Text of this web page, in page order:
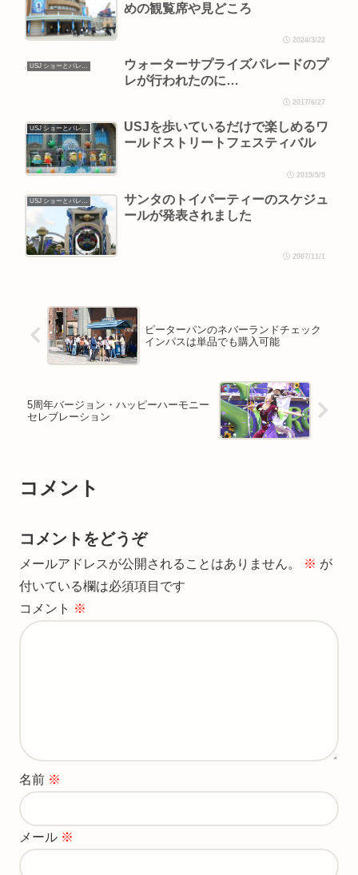
めの観覧席や見どころ
2024/3/22
USJ ショーとパレード
ウォーターサプライズパレードのプ
レが行われたのに…
2017/6/27
USJ ショーとパレード
USJを歩いているだけで楽しめるワ
ールドストリートフェスティバル
2019/5/9
USJ ショーとパレード
サンタのトイパーティーのスケジュ
ールが発表されました
2007/11/1
ピーターパンのネバーランドチェック
インパスは単品でも購入可能
5周年バージョン・ハッピーハーモニー
セレブレーション
コメント
コメントをどうぞ
メールアドレスが公開されることはありません。 ※ が
付いている欄は必須項目です
コメント ※
名前 ※
メール ※